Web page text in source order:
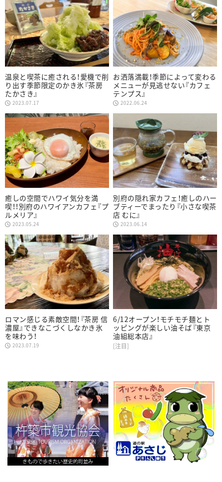
温泉と喫茶に癒される！愛機で削
り出す季節限定のかき氷『茶房
たかさき』
2023.07.17
お洒落満載！季節によって変わる
メニューが見逃せない『カフェ
テンプス』
2022.06.24
癒しの空間でハワイ気分を満
喫！！別府のハワイアンカフェ『プ
ルメリア』
2023.05.24
別府の隠れ家カフェ！癒しのハー
ブティーでまったり『小さな喫茶
店 むに』
2023.06.14
ロマン感じる素敵空間！『茶房 信
濃屋』できなこづくしなかき氷
を味わう！
2023.07.19
6/12オープン！モチモチ麺とト
ッピングが楽しい油そば『東京
油組総本店』
[注目]